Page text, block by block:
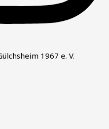
1967 e. V.